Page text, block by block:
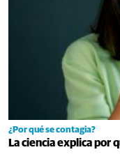
¿Por qué se contagia?
La ciencia explica por